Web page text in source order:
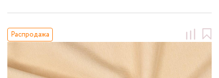
Распродажа